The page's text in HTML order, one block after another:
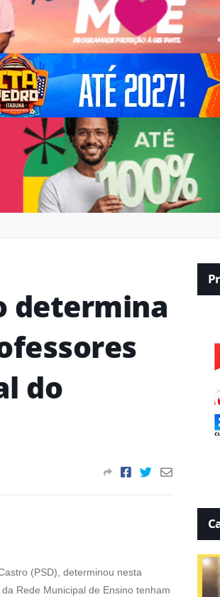
determina
do
(PSD), determinou nesta
Rede Municipal de Ensino tenham